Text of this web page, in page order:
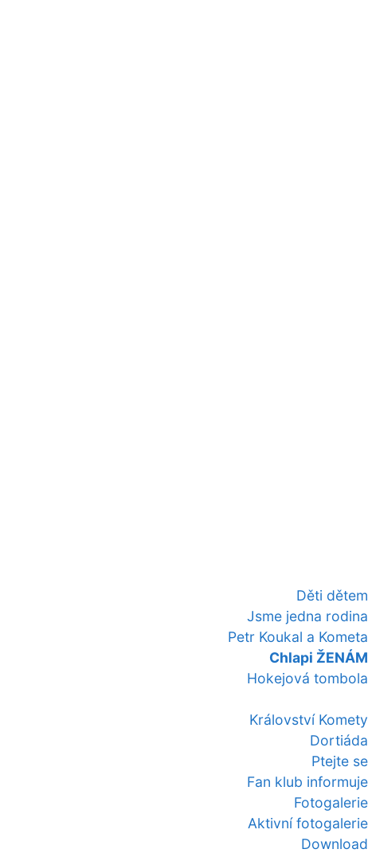
Děti dětem
Jsme jedna rodina
Petr Koukal a Kometa
Chlapi ŽENÁM
Hokejová tombola
Království Komety
Dortiáda
Ptejte se
Fan klub informuje
Fotogalerie
Aktivní fotogalerie
Download